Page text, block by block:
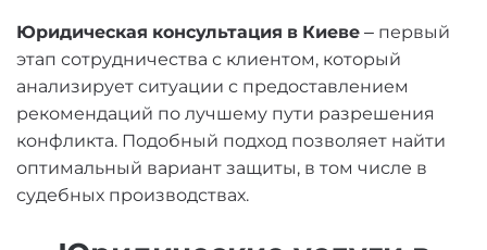
Юридическая консультация в Киеве – первый
этап сотрудничества с клиентом, который
анализирует ситуации с предоставлением
рекомендаций по лучшему пути разрешения
конфликта. Подобный подход позволяет найти
оптимальный вариант защиты, в том числе в
судебных производствах.